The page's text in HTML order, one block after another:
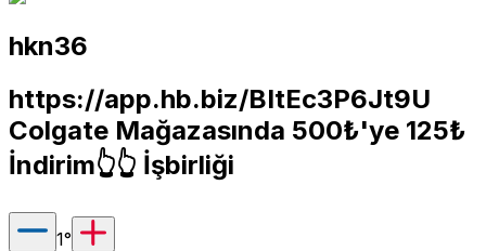
hkn36
https://app.hb.biz/BItEc3P6Jt9U
Colgate Mağazasında 500₺'ye 125₺
İndirim👆👆 İşbirliği
1°